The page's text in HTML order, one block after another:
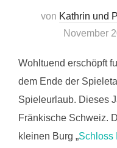
von Kathrin und
November
Wohltuend erschöpft
dem Ende der
Spieleurlaub. Dieses
Fränkische Schweiz.
kleinen Burg „Schloss